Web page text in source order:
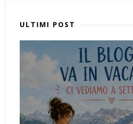
ULTIMI POST